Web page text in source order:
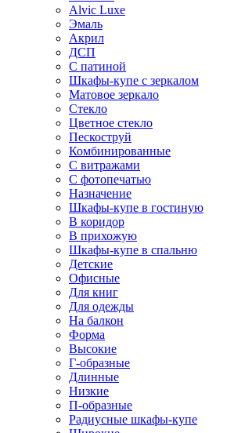
Alvic Luxe
Эмаль
Акрил
ДСП
С патиной
Шкафы-купе с зеркалом
Матовое зеркало
Стекло
Цветное стекло
Пескоструй
Комбинированные
С витражами
С фотопечатью
Назначение
Шкафы-купе в гостиную
В коридор
В прихожую
Шкафы-купе в спальню
Детские
Офисные
Для книг
Для одежды
На балкон
Форма
Высокие
Г-образные
Длинные
Низкие
П-образные
Радиусные шкафы-купе